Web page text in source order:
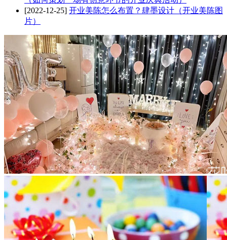
[2022-12-25] 开业美陈怎么布置？肆墨设计（开业美陈图
片）